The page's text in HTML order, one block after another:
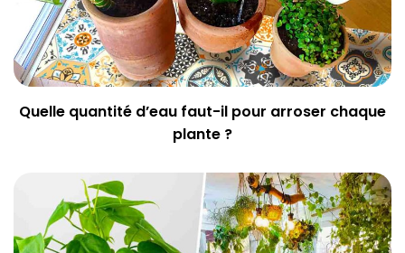
Quelle quantité d’eau faut-il pour arroser chaque
plante ?